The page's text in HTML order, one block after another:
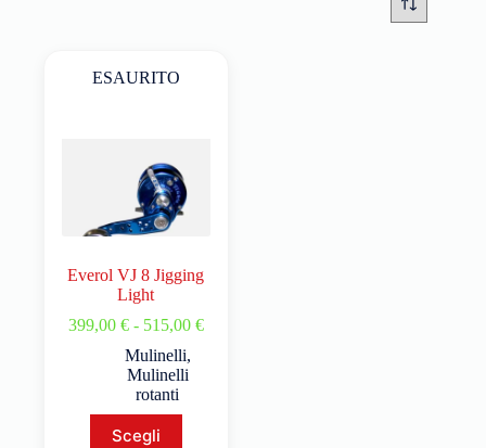
ESAURITO
Everol VJ 8 Jigging
Light
399,00 € - 515,00 €
Mulinelli,
Mulinelli
rotanti
Scegli